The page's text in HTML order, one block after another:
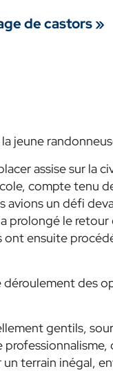
de castors »
jeune
assise sur la
compte tenu
avions un défi
prolongé le
ont ensuite
des
gentils,
terrain inégal,